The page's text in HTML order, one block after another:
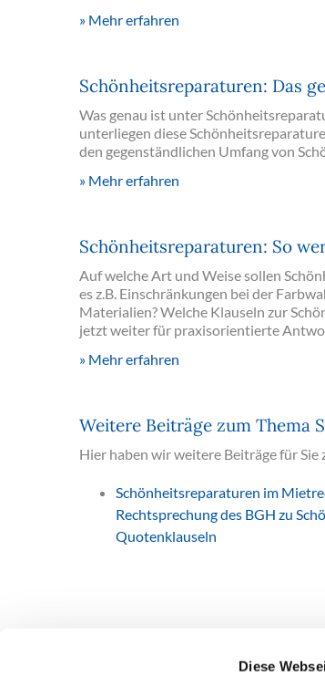
Diese
Mehr erfahren
Schönheitsreparaturen: Das
Was genau ist unter
unterliegen diese
den gegenständlichen Umfang von
Mehr erfahren
Schönheitsreparaturen: So
Auf welche Art und Weise sollen
es z.B. Einschränkungen bei der
Materialien? Welche Klauseln zur
jetzt weiter für praxisorientierte
Mehr erfahren
Weitere Beiträge zum Thema
Hier haben wir weitere Beiträge für
Schönheitsreparaturen im
Rechtsprechung des BGH zu
Quotenklauseln